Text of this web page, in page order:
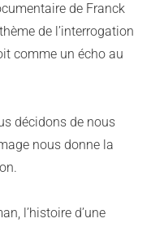
de Franck
de l’interrogation
comme un écho au
décidons de nous
nous donne la
l’histoire d’une